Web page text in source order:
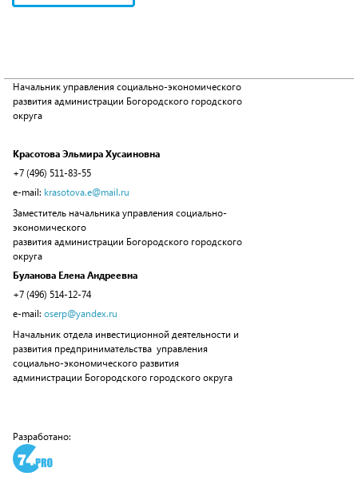
Начальник управления социально-экономического
развития администрации Богородского городского
округа
Красотова Эльмира Хусаиновна
+7 (496) 511-83-55
e-mail: krasotova.e@mail.ru
Заместитель начальника управления социально-
экономического
развития администрации Богородского городского
округа
Буланова Елена Андреевна
+7 (496) 514-12-74
e-mail: oserp@yandex.ru
Начальник отдела инвестиционной деятельности и
развития предпринимательства управления
социально-экономического развития
администрации Богородского городского округа
Разработано: